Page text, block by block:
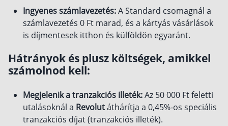
Gyermek megtakarítás
Babakötvény kisokos 👶
Lakástakarék
Vállalkozói hitel
Szabad felhasználású hitel
Ingyenes számlavezetés:A Standard csomagnál a
számlavezetés 0 Ft marad, és a kártyás vásárlások
is díjmentesek itthon és külföldön egyaránt.
Hátrányok és plusz költségek, amikkel
számolnod kell:
Megjelenik a tranzakciós illeték:Az 50 000 Ft feletti
utalásoknál a Revolutáthárítja a 0,45%-os speciális
tranzakciós díjat (tranzakciós illeték).